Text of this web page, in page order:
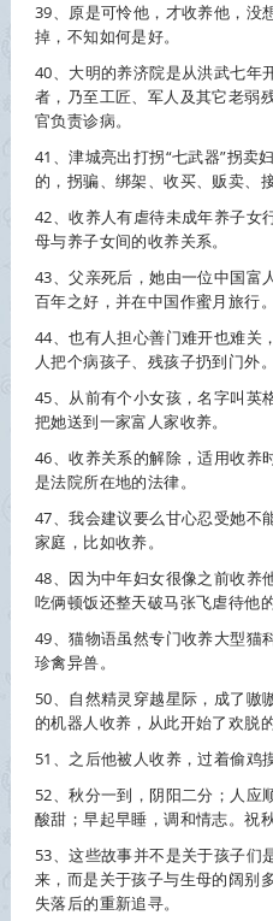
39、原是可怜他，才收养他，没
掉，不知如何是好。
40、大明的养济院是从洪武七年
者，乃至工匠、军人及其它老弱
官负责诊病。
41、津城亮出打拐“七武器”拐卖
的，拐骗、绑架、收买、贩卖、
42、收养人有虐待未成年养子女
母与养子女间的收养关系。
43、父亲死后，她由一位中国富
百年之好，并在中国作蜜月旅行。
44、也有人担心善门难开也难关
人把个病孩子、残孩子扔到门外。
45、从前有个小女孩，名字叫英
把她送到一家富人家收养。
46、收养关系的解除，适用收养
是法院所在地的法律。
47、我会建议要么甘心忍受她不
家庭，比如收养。
48、因为中年妇女很像之前收养
吃俩顿饭还整天破马张飞虐待他的
49、猫物语虽然专门收养大型猫
珍禽异兽。
50、自然精灵穿越星际，成了嗷
的机器人收养 ，从此开始了欢脱
51、之后他被人收养，过着偷鸡
52、秋分一到，阴阳二分；人应
酸甜；早起早睡，调和情志。祝
53、这些故事并不是关于孩子们
来，而是关于孩子与生母的阔别
失落后的重新追寻。